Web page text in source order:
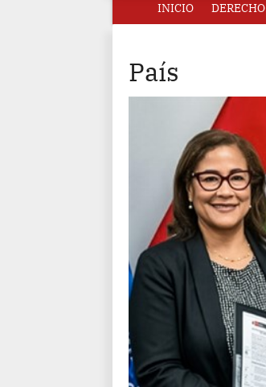
INICIO DERECHO
País